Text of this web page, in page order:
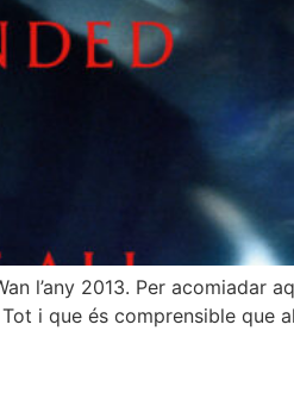
l’any 2013. Per acomiadar
i que és comprensible que